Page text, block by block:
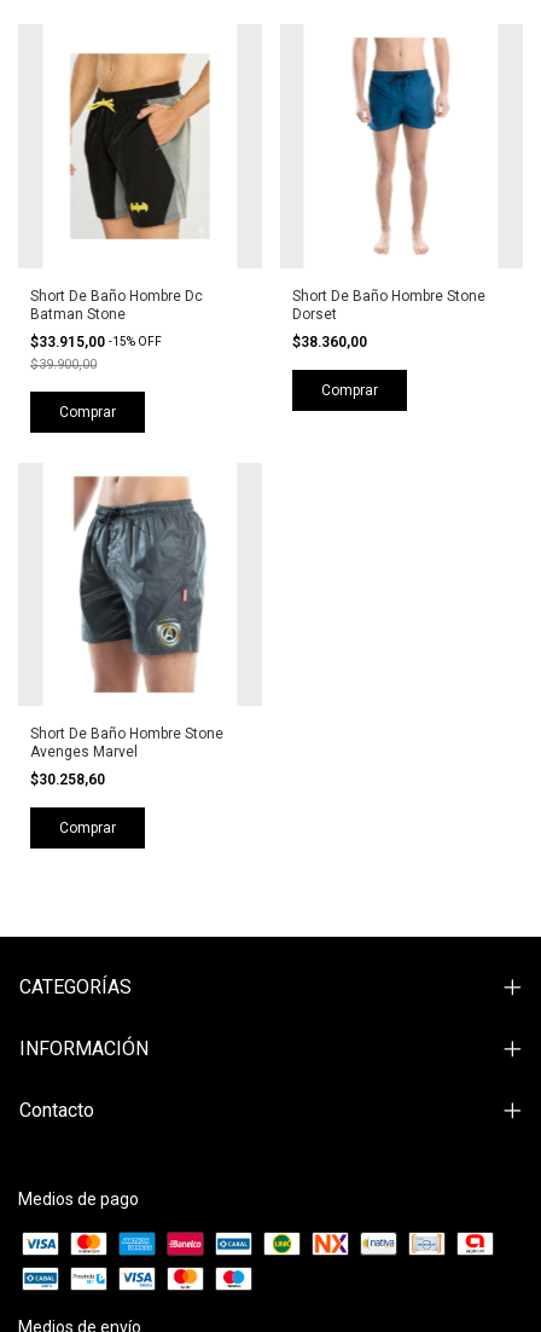
Short De Baño Hombre Dc
Batman Stone
$33.915,00 -15% OFF
$39.900,00
Comprar
Short De Baño Hombre Stone
Dorset
$38.360,00
Comprar
Short De Baño Hombre Stone
Avenges Marvel
$30.258,60
Comprar
CATEGORÍAS
INFORMACIÓN
Contacto
Medios de pago
Medios de envío